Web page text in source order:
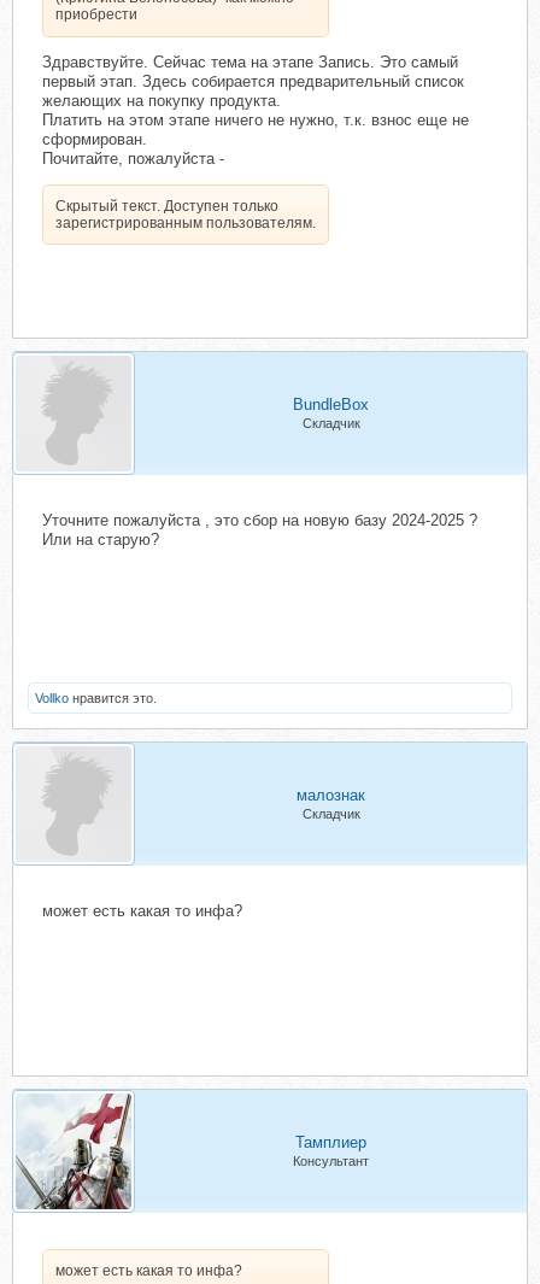
приобрести
Здравствуйте. Сейчас тема на этапе Запись. Это самый
первый этап. Здесь собирается предварительный список
желающих на покупку продукта.
Платить на этом этапе ничего не нужно, т.к. взнос еще не
сформирован.
Почитайте, пожалуйста -
Скрытый текст. Доступен только
зарегистрированным пользователям.
BundleBox
Складчик
Уточните пожалуйста , это сбор на новую базу 2024-2025 ?
Или на старую?
Vollko нравится это.
малознак
Складчик
может есть какая то инфа?
Тамплиер
Консультант
может есть какая то инфа?